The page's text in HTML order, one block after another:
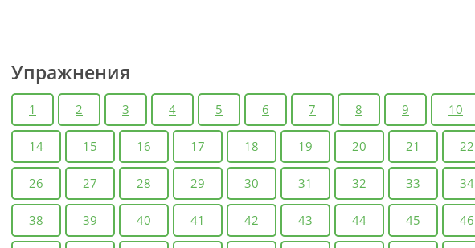
Упражнения
1 2 3 4 5 6 7 8 9 10
14 15 16 17 18 19 20 21 22
26 27 28 29 30 31 32 33 34
38 39 40 41 42 43 44 45 46